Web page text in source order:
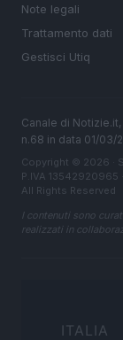
Note legali
Trattamento dati
Gestisci Utiq
Canale di
n.68 in data 01/03/
Copyright © 2026 ·
P.IVA 13542920965
All Rights Reserved
I contenuti sono
realizzati in
ITALIA